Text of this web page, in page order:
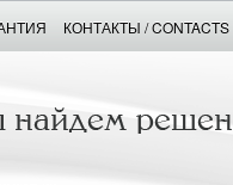
КОНТАКТЫ / CONTACTS